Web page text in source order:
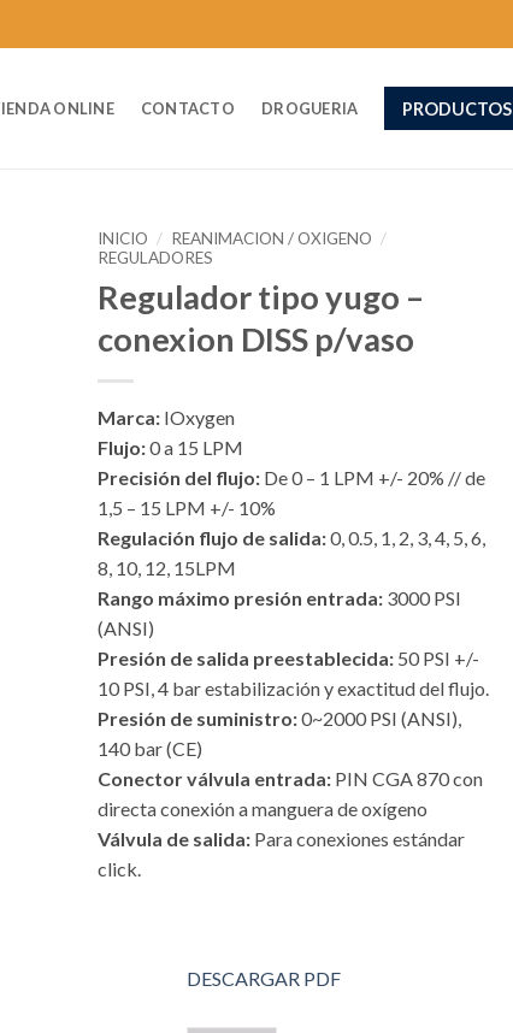
ONLINE CONTACTO DROGUERIA PRODUCTOS
INICIO / REANIMACION / OXIGENO /
REGULADORES
Regulador tipo yugo –
conexion DISS p/vaso
Marca: IOxygen
Flujo:0 a 15 LPM
Precisión del flujo: De 0 – 1 LPM +/- 20% // de
1,5 – 15 LPM +/- 10%
Regulación flujo de salida:0, 0.5, 1, 2, 3, 4, 5, 6,
8, 10, 12, 15LPM
Rango máximo presión entrada: 3000 PSI
(ANSI)
Presión de salida preestablecida: 50 PSI +/-
10 PSI, 4 bar estabilización y exactitud del flujo.
Presión de suministro:0~2000 PSI (ANSI),
140 bar (CE)
Conector válvula entrada: PIN CGA 870 con
directa conexión a manguera de oxígeno
Válvula de salida: Para conexiones estándar
click.
DESCARGAR PDF